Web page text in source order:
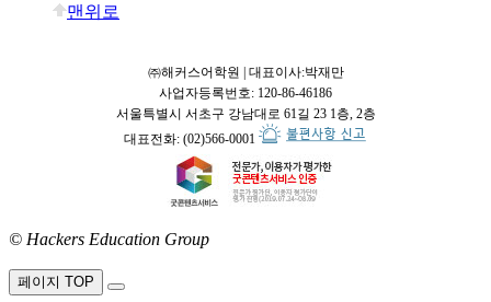
맨위로
㈜해커스어학원 | 대표이사:박재만
사업자등록번호: 120-86-46186
서울특별시 서초구 강남대로 61길 23 1층, 2층
대표전화: (02)566-0001
© Hackers Education Group
페이지 TOP